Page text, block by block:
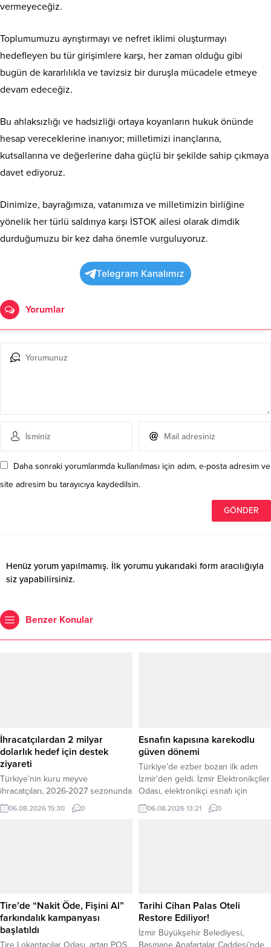
vermeyeceğiz.
Toplumumuzu ayrıştırmayı ve nefret iklimi oluşturmayı
hedefleyen bu tür girişimlere karşı, her zaman olduğu gibi
bugün de kararlılıkla ve tavizsiz bir duruşla mücadele etmeye
devam edeceğiz.
Bu ahlaksızlığı ve hadsizliği ortaya koyanların hukuk önünde
hesap vereceklerine inanıyor; milletimizi inançlarına,
kutsallarına ve değerlerine daha güçlü bir şekilde sahip çıkmaya
davet ediyoruz.
Dinimize, bayrağımıza, vatanımıza ve milletimizin birliğine
yönelik her türlü saldırıya karşı İSTOK ailesi olarak dimdik
durduğumuzu bir kez daha önemle vurguluyoruz.
Telegram Kanalımız
Yorumlar
Daha sonraki yorumlarımda kullanılması için adım, e-posta adresim ve
site adresim bu tarayıcıya kaydedilsin.
Henüz yorum yapılmamış. İlk yorumu yukarıdaki form aracılığıyla
siz yapabilirsiniz.
Benzer Konular
İhracatçılardan 2 milyar
dolarlık hedef için destek
ziyareti
Türkiye’nin kuru meyve
ihracatçıları, 2026-2027 sezonunda
2 milyar dolarlık ihracat hedefine
ulaşılması amacıyla AK Parti Genel
Gabay, çekirdeksiz kuru üzüm,
kuru kayısı ve...
06.08.2026 15:30 0
Esnafın kapısına karekodlu
güven dönemi
Türkiye’de ezber bozan ilk adım
İzmir’den geldi. İzmir Elektronikçiler
Odası, elektronikçi esnafı için
Türkiye’ye örnek teşkil edecek
“Dijital Mühür” uygulamasını
işletme bilgisi ve güvenli hizmet
sunuyor. “Karekodu Okut, Esnafını...
06.08.2026 13:21 0
Tire’de “Nakit Öde, Fişini Al”
farkındalık kampanyası
başlatıldı
Tire Lokantacılar Odası, artan POS
Tarihi Cihan Palas Oteli
Restore Ediliyor!
İzmir Büyükşehir Belediyesi,
Basmane Anafartalar Caddesi’nde